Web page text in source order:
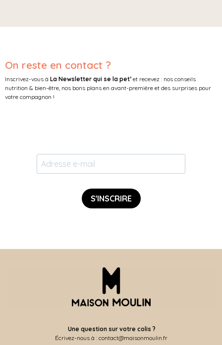
On reste en contact ?
Inscrivez-vous à La Newsletter qui se la pet’ et recevez : nos conseils
nutrition & bien-être, nos bons plans en avant-première et des surprises pour
votre compagnon !
S'INSCRIRE
Une question sur votre colis ?
Écrivez-nous à : contact@maisonmoulin.fr